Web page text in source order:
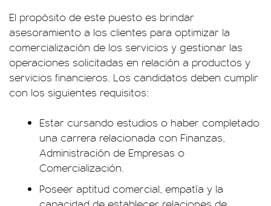
El propósito de este puesto es brindar
asesoramiento a los clientes para optimizar la
comercialización de los servicios y gestionar las
operaciones solicitadas en relación a productos y
servicios financieros. Los candidatos deben cumplir
con los siguientes requisitos:
Estar cursando estudios o haber completado
una carrera relacionada con Finanzas,
Administración de Empresas o
Comercialización.
Poseer aptitud comercial, empatía y la